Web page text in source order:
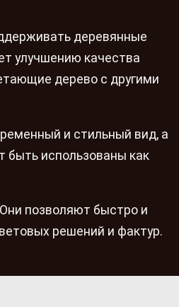
деревянные
улучшению качества
дерево с другими
и стильный вид, а
быть использованы как
позволяют быстро и
решений и фактур.